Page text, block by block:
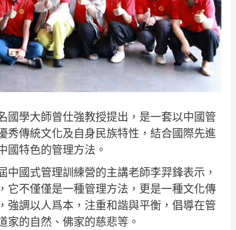
國學大師曾仕強教授提出，是一套以中國管
秀傳統文化及自身民族特性，結合國際先進
國特色的管理方法。
國式管理訓練營的主講老師李羿鋒表示，
它不僅僅是一種管理方法，更是一種文化傳
強調以人爲本，注重和諧與平衡，倡導在管
家的自然、佛家的慈悲等。